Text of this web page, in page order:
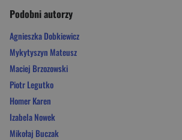
Podobni autorzy
Agnieszka Dobkiewicz
Mykytyszyn Mateusz
Maciej Brzozowski
Piotr Legutko
Homer Karen
Izabela Nowek
Mikołaj Buczak